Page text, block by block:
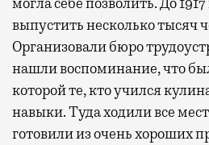
выпустить несколько тысяч
Организовали бюро
нашли воспоминание, что
которой те, кто учился
навыки. Туда ходили все
готовили из очень хороших